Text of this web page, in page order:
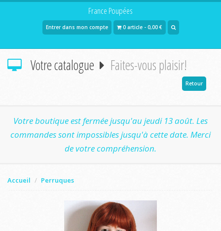
France Poupées
Entrer dans mon compte 0 article - 0,00 €
Votre catalogue Faites-vous plaisir!
Retour
Votre boutique est fermée jusqu'au jeudi 13 août. Les
commandes sont impossibles jusqu'à cette date. Merci
de votre compréhension.
Accueil Perruques